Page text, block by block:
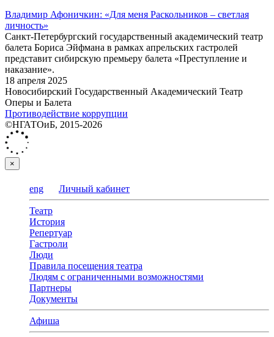
Владимир Афоничкин: «Для меня Раскольников – светлая
личность»
Санкт-Петербургский государственный академический театр
балета Бориса Эйфмана в рамках апрельских гастролей
представит сибирскую премьеру балета «Преступление и
наказание».
18 апреля 2025
Новосибирский Государственный Академический Театр
Оперы и Балета
Противодействие коррупции
©НГАТОиБ, 2015-2026
×
eng Личный кабинет
Театр
История
Репертуар
Гастроли
Люди
Правила посещения театра
Людям с ограниченными возможностями
Партнеры
Документы
Афиша